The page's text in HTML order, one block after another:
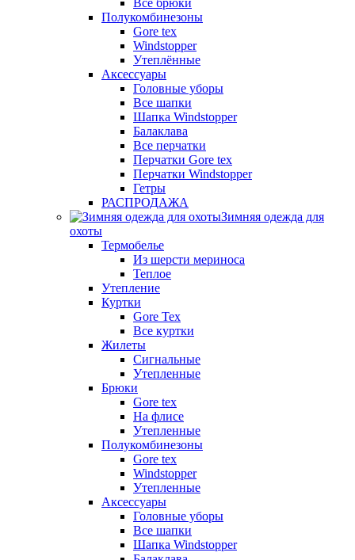
Все брюки
Полукомбинезоны
Gore tex
Windstopper
Утеплённые
Аксессуары
Головные уборы
Все шапки
Шапка Windstopper
Балаклава
Все перчатки
Перчатки Gore tex
Перчатки Windstopper
Гетры
РАСПРОДАЖА
Зимняя одежда для
охоты
Термобелье
Из шерсти мериноса
Теплое
Утепление
Куртки
Gore Tex
Все куртки
Жилеты
Сигнальные
Утепленные
Брюки
Gore tex
На флисе
Утепленные
Полукомбинезоны
Gore tex
Windstopper
Утепленные
Аксессуары
Головные уборы
Все шапки
Шапка Windstopper